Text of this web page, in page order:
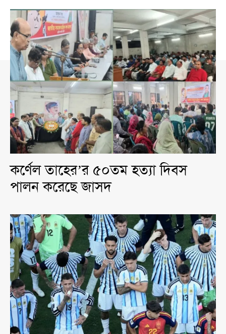
কর্ণেল তাহের’র ৫০তম হত্যা দিবস
পালন করেছে জাসদ